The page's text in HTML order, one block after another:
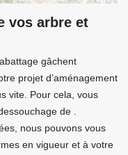
vos arbre et
gâchent
projet d’aménagement
vite. Pour cela, vous
de .
nous pouvons vous
en vigueur et à votre